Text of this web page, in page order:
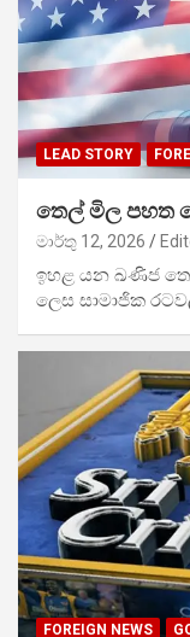
LEAD STORY
තෙල් මිල පහත
මාර්තු 12, 2026
ඉහළ යන ඛණිජ
ලෙස සාමාජික
FOREIGN NEWS